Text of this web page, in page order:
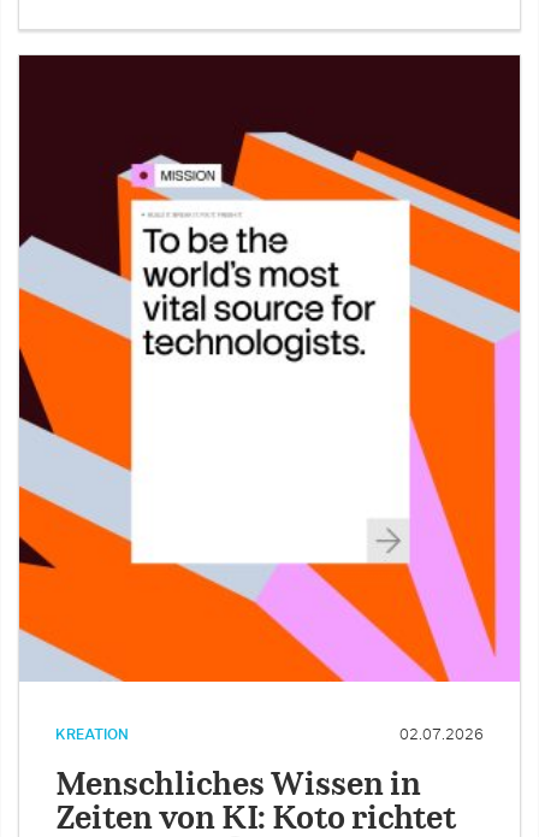
KREATION 02.07.2026
Menschliches Wissen in
Zeiten von KI: Koto richtet